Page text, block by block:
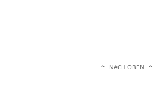
NACH OBEN